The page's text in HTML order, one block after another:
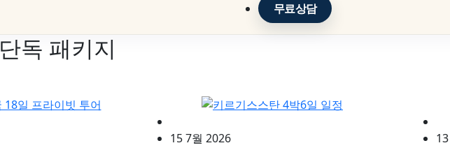
무료상담
단독 패키지
15 7월 2026